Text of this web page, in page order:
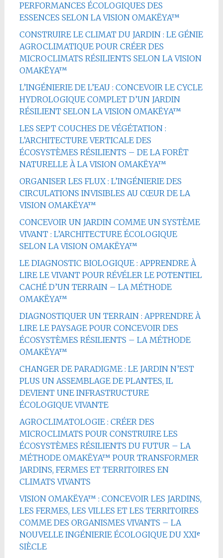
PERFORMANCES ÉCOLOGIQUES DES
ESSENCES SELON LA VISION OMAKËYA™
CONSTRUIRE LE CLIMAT DU JARDIN : LE GÉNIE
AGROCLIMATIQUE POUR CRÉER DES
MICROCLIMATS RÉSILIENTS SELON LA VISION
OMAKËYA™
L’INGÉNIERIE DE L’EAU : CONCEVOIR LE CYCLE
HYDROLOGIQUE COMPLET D’UN JARDIN
RÉSILIENT SELON LA VISION OMAKËYA™
LES SEPT COUCHES DE VÉGÉTATION :
L’ARCHITECTURE VERTICALE DES
ÉCOSYSTÈMES RÉSILIENTS – DE LA FORÊT
NATURELLE À LA VISION OMAKËYA™
ORGANISER LES FLUX : L’INGÉNIERIE DES
CIRCULATIONS INVISIBLES AU CŒUR DE LA
VISION OMAKËYA™
CONCEVOIR UN JARDIN COMME UN SYSTÈME
VIVANT : L’ARCHITECTURE ÉCOLOGIQUE
SELON LA VISION OMAKËYA™
LE DIAGNOSTIC BIOLOGIQUE : APPRENDRE À
LIRE LE VIVANT POUR RÉVÉLER LE POTENTIEL
CACHÉ D’UN TERRAIN – LA MÉTHODE
OMAKËYA™
DIAGNOSTIQUER UN TERRAIN : APPRENDRE À
LIRE LE PAYSAGE POUR CONCEVOIR DES
ÉCOSYSTÈMES RÉSILIENTS – LA MÉTHODE
OMAKËYA™
CHANGER DE PARADIGME : LE JARDIN N’EST
PLUS UN ASSEMBLAGE DE PLANTES, IL
DEVIENT UNE INFRASTRUCTURE
ÉCOLOGIQUE VIVANTE
AGROCLIMATOLOGIE : CRÉER DES
MICROCLIMATS POUR CONSTRUIRE LES
ÉCOSYSTÈMES RÉSILIENTS DU FUTUR – LA
MÉTHODE OMAKËYA™ POUR TRANSFORMER
JARDINS, FERMES ET TERRITOIRES EN
CLIMATS VIVANTS
VISION OMAKËYA™ : CONCEVOIR LES JARDINS,
LES FERMES, LES VILLES ET LES TERRITOIRES
COMME DES ORGANISMES VIVANTS – LA
NOUVELLE INGÉNIERIE ÉCOLOGIQUE DU XXIᵉ
SIÈCLE